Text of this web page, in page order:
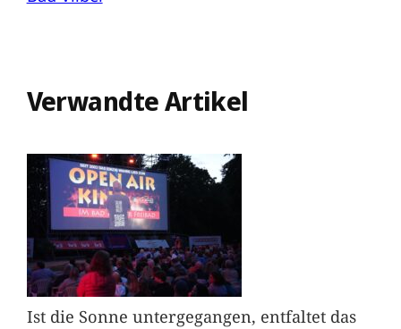
Verwandte Artikel
Ist die Sonne untergegangen, entfaltet das